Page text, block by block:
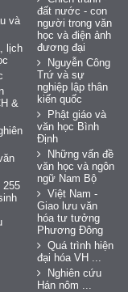
và
lịch
&
255
đất nước - con
người trong văn
học và điện ảnh
đương đại
Nguyễn Công
Trứ và sự
nghiệp lập thân
kiến quốc
Phật giáo và
văn học Bình
Định
Những vấn đề
văn học và ngôn
ngữ Nam Bộ
Việt Nam -
Giao lưu văn
hóa tư tưởng
Phương Đông
Quá trình hiện
đại hóa VH ...
Nghiên cứu
Hán nôm ...